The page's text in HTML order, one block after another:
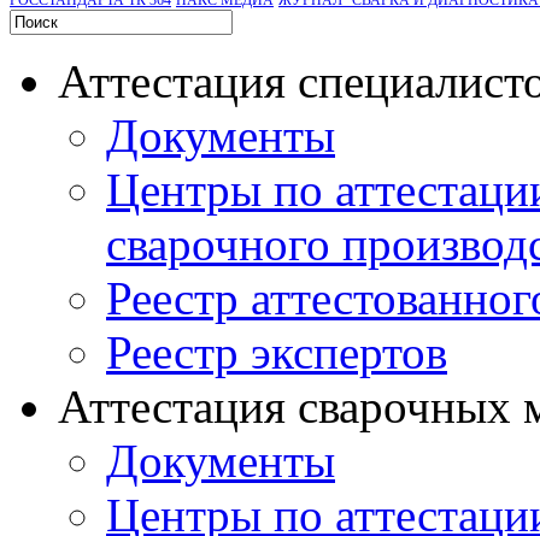
Аттестация
Документы
Центры по
сварочного
Реестр
Реестр экспертов
Аттестация сварочных
Документы
Центры по